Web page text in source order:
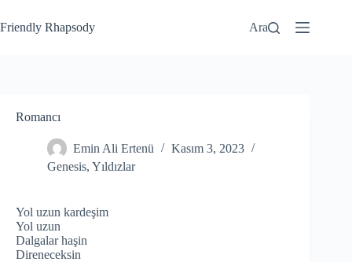
Friendly Rhapsody Ara
Romancı
Emin Ali Ertenü
Kasım 3, 2023
Genesis, Yıldızlar
Yol uzun kardeşim
Yol uzun
Dalgalar haşin
Direneceksin